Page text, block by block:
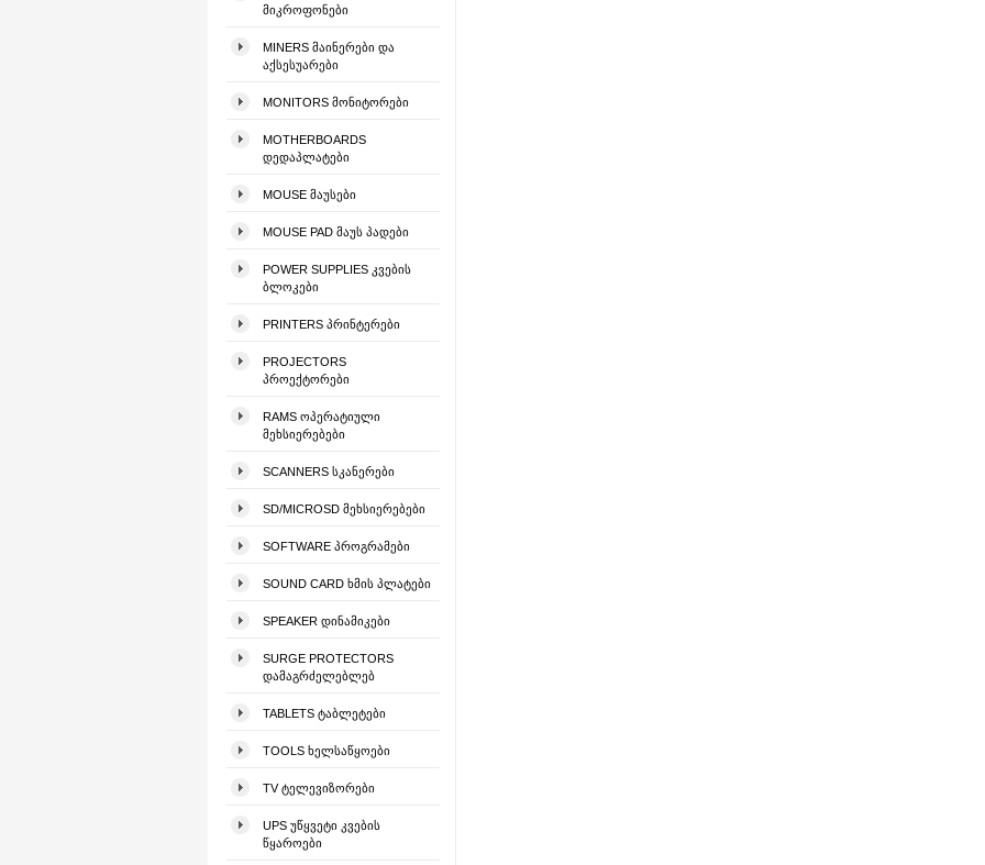
ᲛᲘᲙᲠᲝᲤᲝᲜᲔᲑᲘ
MINERS ᲛᲐᲘᲜᲔᲠᲔᲑᲘ ᲓᲐ
ᲐᲥᲡᲔᲡᲣᲐᲠᲔᲑᲘ
MONITORS ᲛᲝᲜᲘᲢᲝᲠᲔᲑᲘ
MOTHERBOARDS
ᲓᲔᲓᲐᲞᲚᲐᲢᲔᲑᲘ
MOUSE ᲛᲐᲣᲡᲔᲑᲘ
MOUSE PAD ᲛᲐᲣᲡ ᲞᲐᲓᲔᲑᲘ
POWER SUPPLIES ᲙᲕᲔᲑᲘᲡ
ᲑᲚᲝᲙᲔᲑᲘ
PRINTERS ᲞᲠᲘᲜᲢᲔᲠᲔᲑᲘ
PROJECTORS
ᲞᲠᲝᲔᲥᲢᲝᲠᲔᲑᲘ
RAMS ᲝᲞᲔᲠᲐᲢᲘᲣᲚᲘ
ᲛᲔᲮᲡᲘᲔᲠᲔᲑᲔᲑᲘ
SCANNERS ᲡᲙᲐᲜᲔᲠᲔᲑᲘ
SD/MICROSD ᲛᲔᲮᲡᲘᲔᲠᲔᲑᲔᲑᲘ
SOFTWARE ᲞᲠᲝᲒᲠᲐᲛᲔᲑᲘ
SOUND CARD ᲮᲛᲘᲡ ᲞᲚᲐᲢᲔᲑᲘ
SPEAKER ᲓᲘᲜᲐᲛᲘᲙᲔᲑᲘ
SURGE PROTECTORS
ᲓᲐᲛᲐᲒᲠᲫᲔᲚᲔᲑᲚᲔᲑ
TABLETS ᲢᲐᲑᲚᲔᲢᲔᲑᲘ
TOOLS ᲮᲔᲚᲡᲐᲬᲧᲝᲔᲑᲘ
TV ᲢᲔᲚᲔᲕᲘᲖᲝᲠᲔᲑᲘ
UPS ᲣᲬᲧᲕᲔᲢᲘ ᲙᲕᲔᲑᲘᲡ
ᲬᲧᲐᲠᲝᲔᲑᲘ